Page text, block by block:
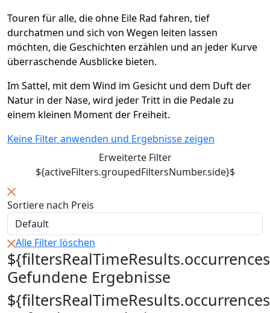
Touren für alle, die ohne Eile Rad fahren, tief
durchatmen und sich von Wegen leiten lassen
möchten, die Geschichten erzählen und an jeder Kurve
überraschende Ausblicke bieten.
Im Sattel, mit dem Wind im Gesicht und dem Duft der
Natur in der Nase, wird jeder Tritt in die Pedale zu
einem kleinen Moment der Freiheit.
Keine Filter anwenden und Ergebnisse zeigen
Erweiterte Filter
${activeFilters.groupedFiltersNumber.side}$
Sortiere nach Preis
Alle Filter löschen
Gefundene Ergebnisse